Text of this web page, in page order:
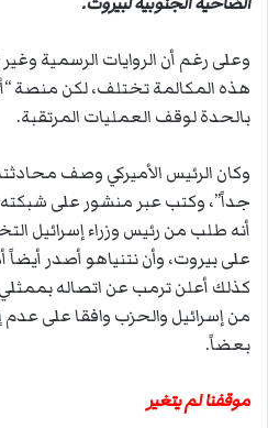
ا
وعلى رغم أن الروايات الرسمية
هذه المكالمة تختلف، لكن منصة
بالحدة لوقف العمليات المرتقبة.
وكان الرئيس الأميركي وصف
جداً”، وكتب عبر منشور على
أنه طلب من رئيس وزراء إسرائيل
على بيروت، وأن نتنياهو أصدر أيضاً
كذلك أعلن ترمب عن اتصاله بممثلي
من إسرائيل والحزب وافقا على عدم
بعضاً.
موقفنا لم يتغير